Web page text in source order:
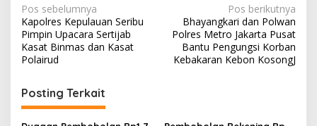
N
a
v
i
g
a
Pos sebelumnya
Kapolres Kepulauan Seribu
Pimpin Upacara Sertijab
Kasat Binmas dan Kasat
Polairud
Pos berikutnya
Bhayangkari dan Polwan
Polres Metro Jakarta Pusat
Bantu Pengungsi Korban
Kebakaran Kebon KosongJ
Posting Terkait